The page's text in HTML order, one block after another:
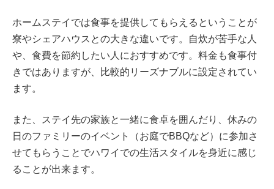
ホームステイでは食事を提供してもらえるということが
寮やシェアハウスとの大きな違いです。自炊が苦手な人
や、食費を節約したい人におすすめです。料金も食事付
きではありますが、比較的リーズナブルに設定されてい
ます。
また、ステイ先の家族と一緒に食卓を囲んだり、休みの
日のファミリーのイベント（お庭でBBQなど）に参加さ
せてもらうことでハワイでの生活スタイルを身近に感じ
ることが出来ます。